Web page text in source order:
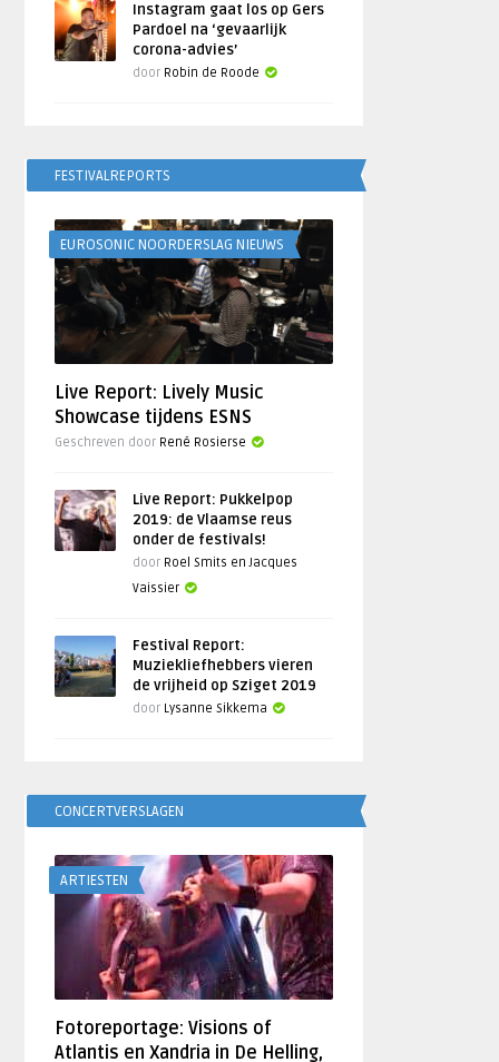
Instagram gaat los op Gers
Pardoel na ‘gevaarlijk
corona-advies’
door Robin de Roode
FESTIVALREPORTS
EUROSONIC NOORDERSLAG NIEUWS
Live Report: Lively Music
Showcase tijdens ESNS
Geschreven door René Rosierse
Live Report: Pukkelpop
2019: de Vlaamse reus
onder de festivals!
door Roel Smits en Jacques
Vaissier
Festival Report:
Muziekliefhebbers vieren
de vrijheid op Sziget 2019
door Lysanne Sikkema
CONCERTVERSLAGEN
ARTIESTEN
Fotoreportage: Visions of
Atlantis en Xandria in De Helling,